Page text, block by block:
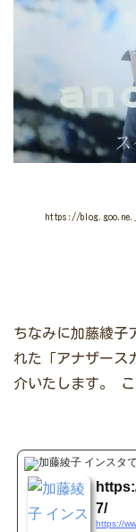
https://
ちなみに加藤綾子
れた「アナザース
介いたします。
7/
https://